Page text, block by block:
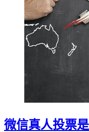
微信真人投票